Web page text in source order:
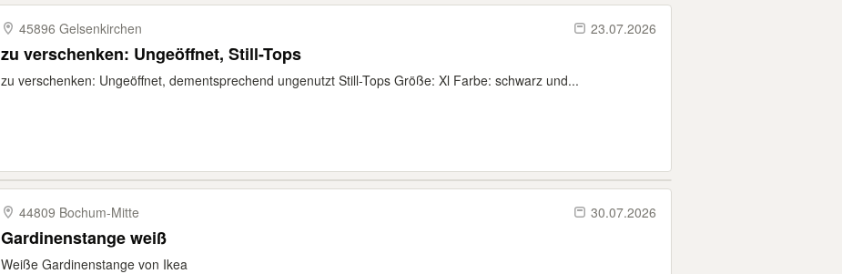
45896 Gelsenkirchen 23.07.2026
zu verschenken: Ungeöffnet, Still-Tops
zu verschenken: Ungeöffnet, dementsprechend ungenutzt Still-Tops Größe: Xl Farbe: schwarz und...
44809 Bochum-​Mitte 30.07.2026
Gardinenstange weiß
Weiße Gardinenstange von Ikea